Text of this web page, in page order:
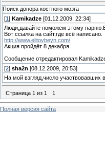
Поиск донора костного мозга
[1] Kamikadze [01.12.2009, 22:34]
Люди,давайте поможем этому
Вот ссылка на сайт,где всё написано.
http://www.elitovbeyn.com/
Акция пройдёт 8 декабря.
Сообщение отредактировал
[2] sha2n [08.12.2009, 20:53]
На мой взгляд,число участвовавших
Страница 1 из 1 1
Полная версия сайта